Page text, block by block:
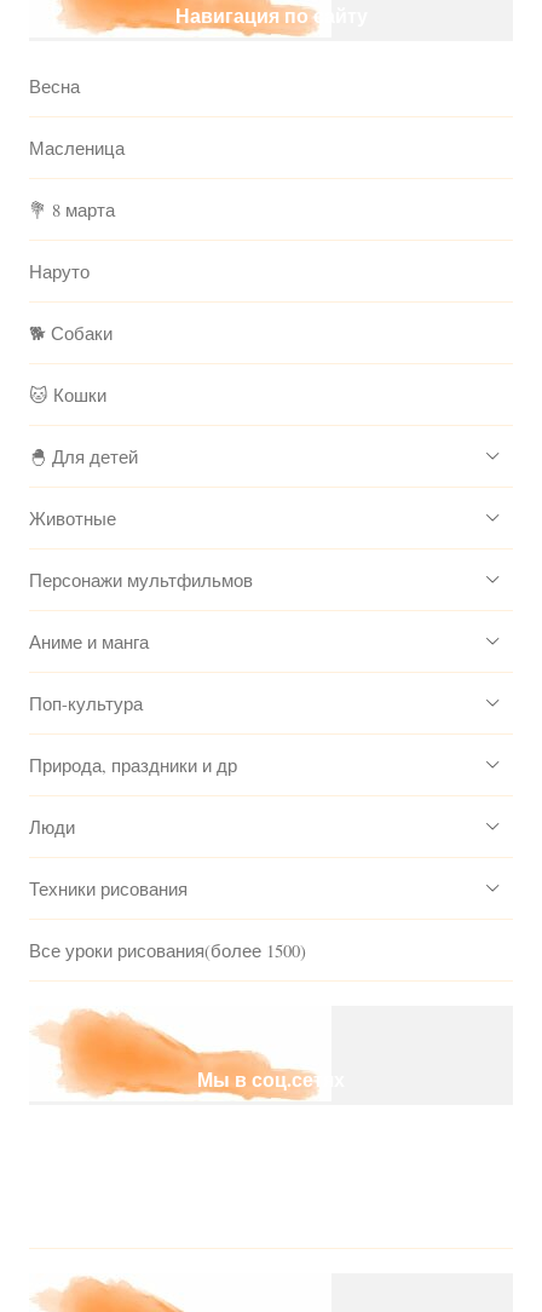
Навигация по сайту
Весна
Масленица
💐 8 марта
Наруто
🐕 Собаки
🐱 Кошки
🐣 Для детей
Животные
Персонажи мультфильмов
Аниме и манга
Поп-культура
Природа, праздники и др
Люди
Техники рисования
Все уроки рисования(более 1500)
Мы в соц.сетях